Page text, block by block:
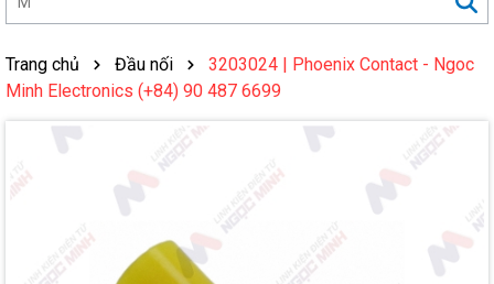
Trang chủ Đầu nối
3203024 | Phoenix Contact - Ngoc
Minh Electronics (+84) 90 487 6699